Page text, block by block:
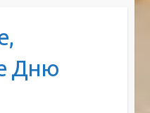
Дню